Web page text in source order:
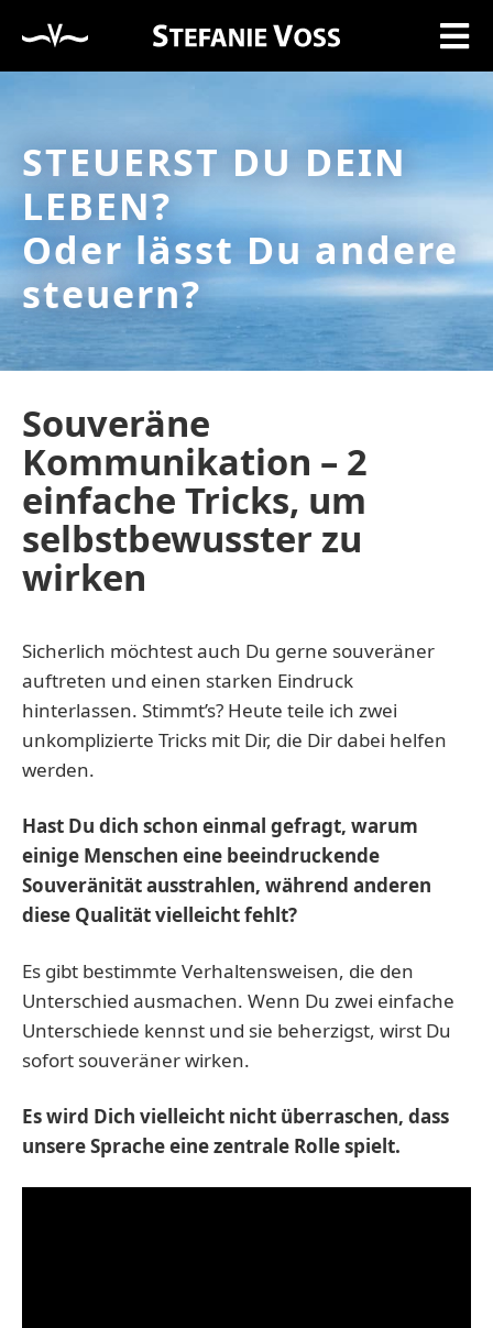
STEUERST DU DEIN
LEBEN?
Oder lässt Du andere
steuern?
Souveräne
Kommunikation – 2
einfache Tricks, um
selbstbewusster zu
wirken
Sicherlich möchtest auch Du gerne souveräner
auftreten und einen starken Eindruck
hinterlassen. Stimmt’s? Heute teile ich zwei
unkomplizierte Tricks mit Dir, die Dir dabei helfen
werden.
Hast Du dich schon einmal gefragt, warum
einige Menschen eine beeindruckende
Souveränität ausstrahlen, während anderen
diese Qualität vielleicht fehlt?
Es gibt bestimmte Verhaltensweisen, die den
Unterschied ausmachen. Wenn Du zwei einfache
Unterschiede kennst und sie beherzigst, wirst Du
sofort souveräner wirken.
Es wird Dich vielleicht nicht überraschen, dass
unsere Sprache eine zentrale Rolle spielt.